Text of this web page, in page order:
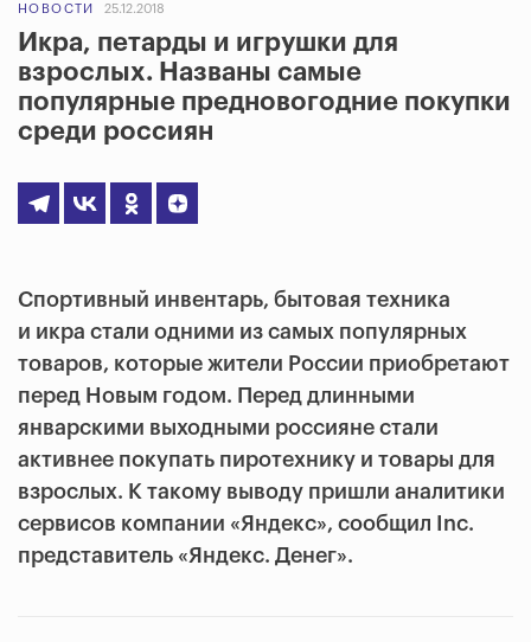
НОВОСТИ 25.12.2018
Икра, петарды и игрушки для
взрослых. Названы самые
популярные предновогодние покупки
среди россиян
Спортивный инвентарь, бытовая техника
и икра стали одними из самых популярных
товаров, которые жители России приобретают
перед Новым годом. Перед длинными
январскими выходными россияне стали
активнее покупать пиротехнику и товары для
взрослых. К такому выводу пришли аналитики
сервисов компании «Яндекс», сообщил Inc.
представитель «Яндекс. Денег».